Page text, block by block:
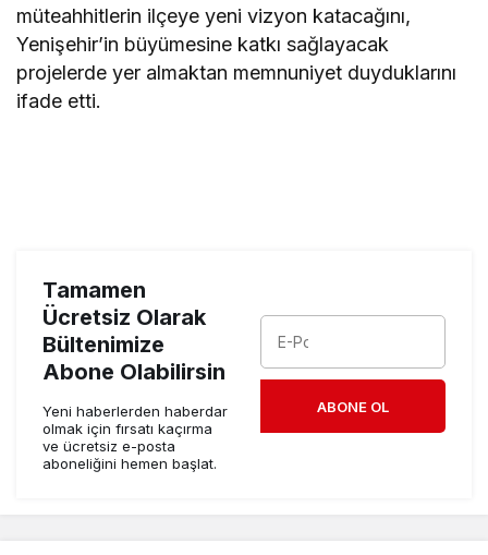
müteahhitlerin ilçeye yeni vizyon katacağını,
Yenişehir’in büyümesine katkı sağlayacak
projelerde yer almaktan memnuniyet duyduklarını
ifade etti.
Tamamen
Ücretsiz Olarak
Bültenimize
Abone Olabilirsin
Yeni haberlerden haberdar
olmak için fırsatı kaçırma
ve ücretsiz e-posta
aboneliğini hemen başlat.
ABONE OL